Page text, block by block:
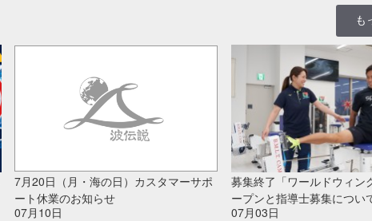
も
7月20日（月・海の日）カスタマーサポ
ート休業のお知らせ
07月10日
募集終了「ワールドウィン
ープンと指導士募集につい
07月03日